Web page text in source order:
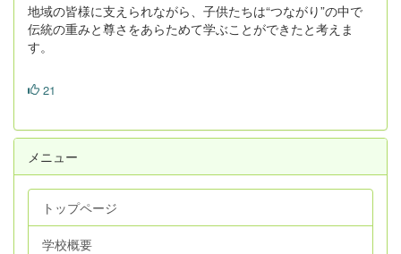
地域の皆様に支えられながら、子供たちは“つながり”の中で
伝統の重みと尊さをあらためて学ぶことができたと考えま
す。
21
メニュー
トップページ
学校概要